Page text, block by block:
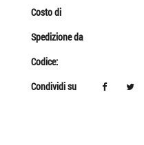
Costo di
Spedizione da
Codice:
Condividi su